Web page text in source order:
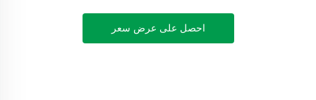
احصل على عرض سعر